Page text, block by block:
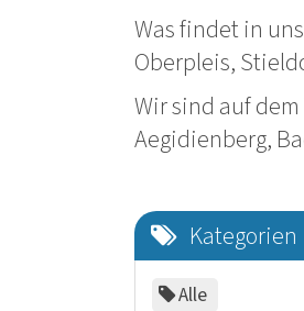
Was findet in
Oberpleis,
Wir sind auf
Aegidienberg,
Kategorien
Alle